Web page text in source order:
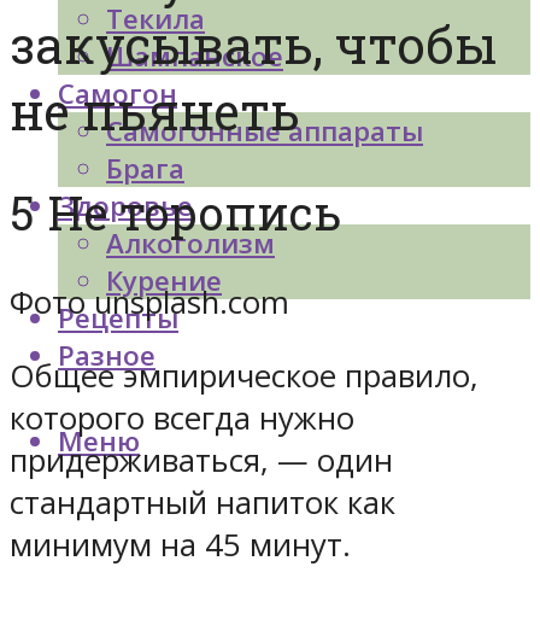
Текила
Шампанское
Самогон
Самогонные аппараты
Брага
Здоровье
Алкоголизм
Курение
Рецепты
Разное
Меню
закусывать, чтобы
не пьянеть
5 Не торопись
Фото unsplash.com
Общее эмпирическое правило,
которого всегда нужно
придерживаться, — один
стандартный напиток как
минимум на 45 минут.